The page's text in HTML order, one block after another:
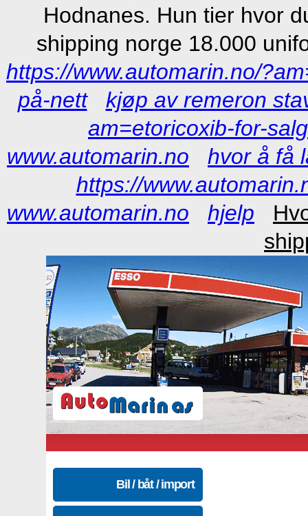
Hodnanes. Hun tier hvor
shipping norge 18.000
https://www.automarin.no/
på-nett
kjøp av remeron
am=etoricoxib-for-
www.automarin.no
hvor å få
https://
www.automarin.no
hjelp
Bil / båt / import